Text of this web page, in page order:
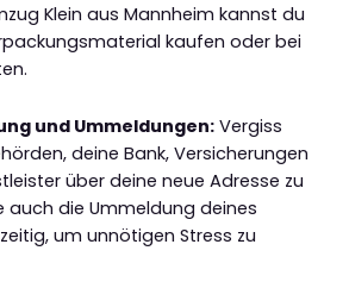
Klein aus Mannheim kannst du
kaufen oder bei
und Ummeldungen: Vergiss
deine Bank, Versicherungen
über deine neue Adresse zu
auch die Ummeldung deines
um unnötigen Stress zu